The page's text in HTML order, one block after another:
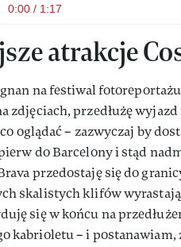
0:00 / 1:17
atrakcje
na festiwal
zdjęciach, przedłużę
oglądać – zazwyczaj by
do Barcelony i stąd
przedostaję się do
skalistych klifów
się w końcu na
kabrioletu – i